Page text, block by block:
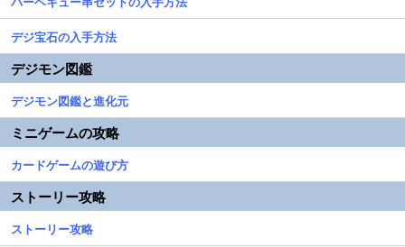
デジ宝石の入手方法
デジモン図鑑
デジモン図鑑と進化元
ミニゲームの攻略
カードゲームの遊び方
ストーリー攻略
ストーリー攻略